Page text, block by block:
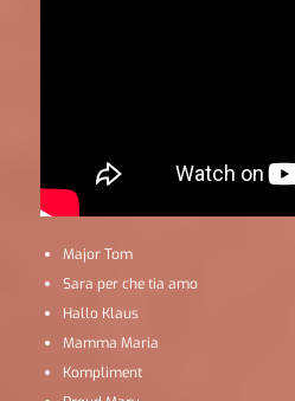
Major Tom
Sara per che tia amo
Hallo Klaus
Mamma Maria
Kompliment